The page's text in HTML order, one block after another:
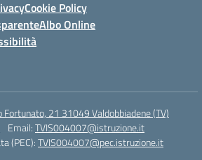
Cookie Policy
Albo Online
Fortunato, 21 31049 Valdobbiadene (TV)
Email:TVIS004007@istruzione.it
(PEC):TVIS004007@pec.istruzione.it